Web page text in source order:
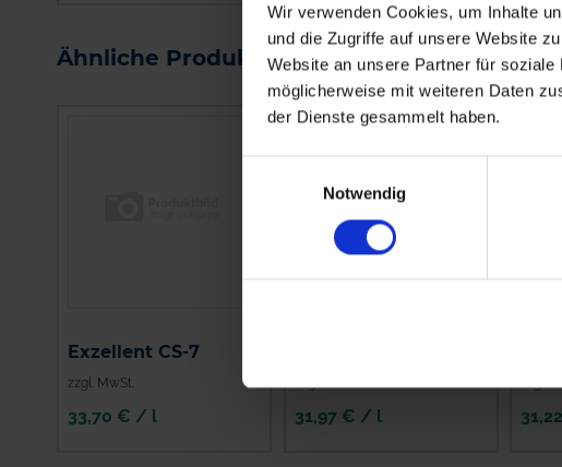
Wir verwenden Cookies, um Inhalte
und die Zugriffe auf unsere Website
Website an unsere Partner für
möglicherweise mit weiteren Daten
der Dienste gesammelt haben.
Notwendig
IN DEN
WARENKORB
Ähnliche Produkte
Exzellent CS-7
zzgl. MwSt.
33,70 € / l 31,97 € / l